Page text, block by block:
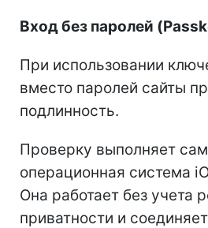
Вход без паролей
При использовании
вместо паролей сайты
подлинность.
Проверку выполняет
операционная система
Она работает без учета
приватности и